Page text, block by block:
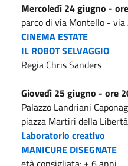
Mercoledì 24 giugno -
parco di via Montello - via
CINEMA ESTATE
IL ROBOT SELVAGGIO
Regia Chris Sanders
Giovedì 25 giugno - ore
Palazzo Landriani
piazza Martiri della
Laboratorio creativo
MANICURE DISEGNATE